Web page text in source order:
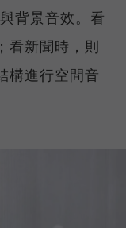
背景音效。看
看新聞時，則
構進行空間音